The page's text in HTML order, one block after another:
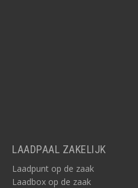
LAADPAAL ZAKELIJK
Laadpunt op de zaak
Laadbox op de zaak